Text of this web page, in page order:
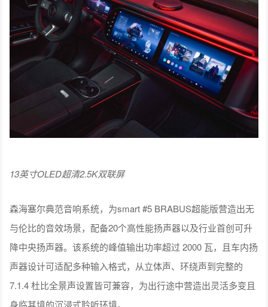
13英寸OLED超清2.5K双联屏
森海塞尔典范音响系统，为smart #5 BRABUS超能版营造出无
与伦比的音效场景，配备20个高性能扬声器以及行业首创可升
降中央扬声器。该系统的峰值输出功率超过 2000 瓦，且车内扬
声器设计可适配多种输入格式，从立体声、环绕声到完整的
7.1.4 杜比全景声设置皆可兼容，为出行途中营造出灵活多变且